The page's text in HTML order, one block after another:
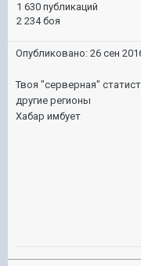
1 630 публикаций
2 234 боя
Опубликовано: 26 сен
Твоя "серверная"
другие регионы
Хабар имбует